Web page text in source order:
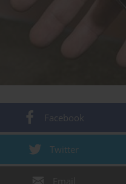
Facebook
Twitter